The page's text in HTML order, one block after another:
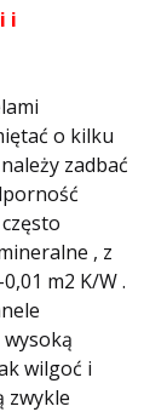
i
o kilku
zadbać
, z
m2 K/W .
wilgoć i
zwykle